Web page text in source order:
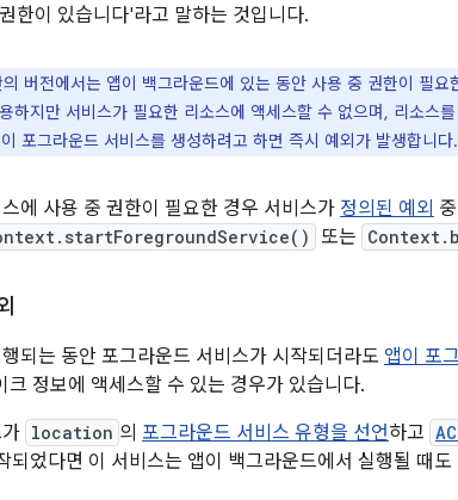
한이 있습니다'라고 말하는 것입니다.
버전에서는 앱이 백그라운드에 있는 동안 사용 중 권한이 필요
하지만 서비스가 필요한 리소스에 액세스할 수 없으며, 리소스
포그라운드 서비스를 생성하려고 하면 즉시 예외가 발생합니다.
에 사용 중 권한이 필요한 경우 서비스가 정의된 예외
또는
되는 동안 포그라운드 서비스가 시작되더라도 앱이 포
크 정보에 액세스할 수 있는 경우가 있습니다.
location 의 포그라운드 서비스 유형을 선언하고
되었다면 이 서비스는 앱이 백그라운드에서 실행될 때